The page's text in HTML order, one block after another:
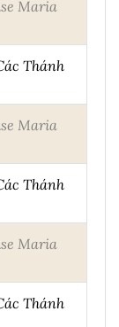
Maria
Thánh
Maria
Thánh
Maria
Thánh